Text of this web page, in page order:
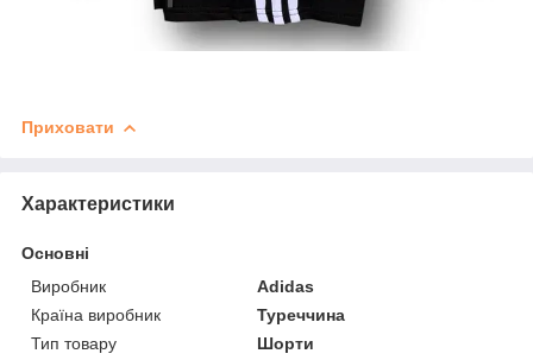
Приховати
Характеристики
Основні
Виробник
Adidas
Країна виробник
Туреччина
Тип товару
Шорти